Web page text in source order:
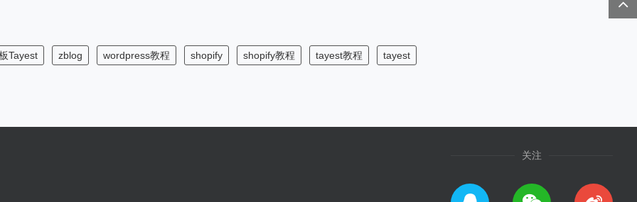
Tayest zblog wordpress教程 shopify shopify教程 tayest教程 tayest
关注